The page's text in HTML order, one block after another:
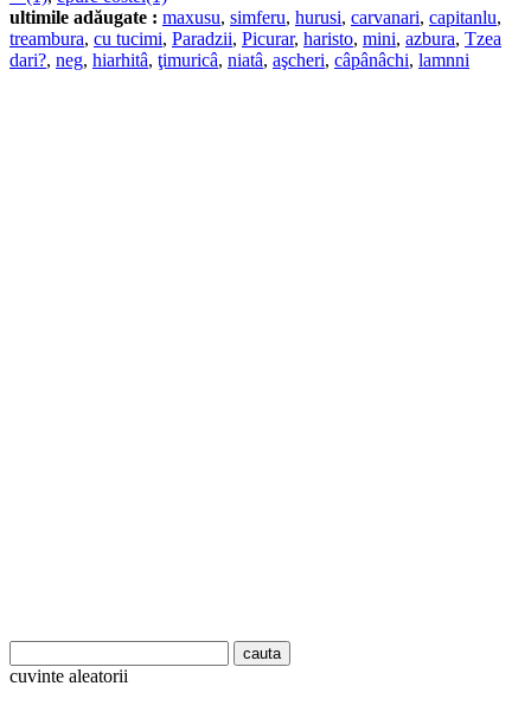
ultimile adăugate : maxusu, simferu, hurusi, carvanari, capitanlu,
treambura, cu tucimi, Paradzii, Picurar, haristo, mini, azbura, Tzea
dari?, neg, hiarhitâ, ţimuricâ, niatâ, aşcheri, câpânâchi, lamnni
cuvinte aleatorii